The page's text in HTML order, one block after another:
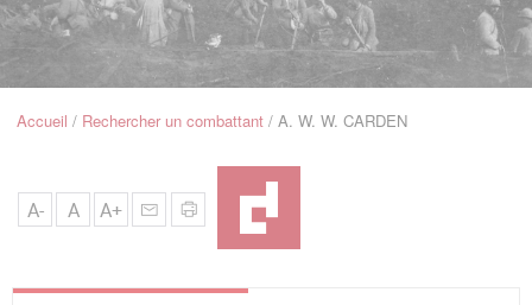
Navigation
FilAccueil Rechercher un combattant A. W. W. CARDEN
A- A A+